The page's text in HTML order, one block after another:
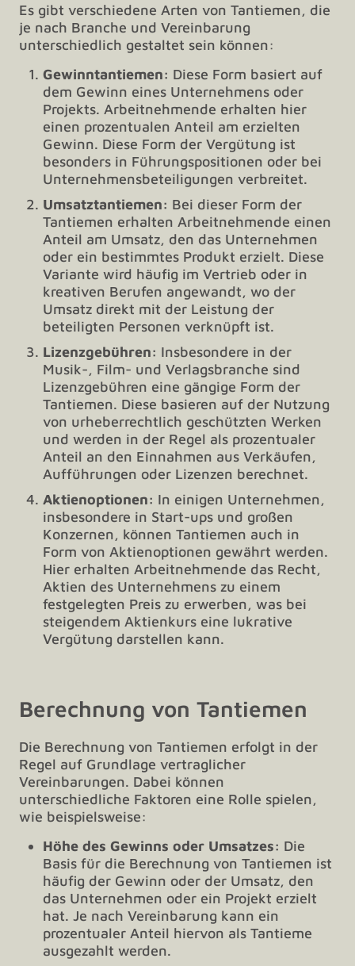
Es gibt verschiedene Arten von Tantiemen, die
je nach Branche und Vereinbarung
unterschiedlich gestaltet sein können:
Gewinntantiemen: Diese Form basiert auf
dem Gewinn eines Unternehmens oder
Projekts. Arbeitnehmende erhalten hier
einen prozentualen Anteil am erzielten
Gewinn. Diese Form der Vergütung ist
besonders in Führungspositionen oder bei
Unternehmensbeteiligungen verbreitet.
Umsatztantiemen: Bei dieser Form der
Tantiemen erhalten Arbeitnehmende einen
Anteil am Umsatz, den das Unternehmen
oder ein bestimmtes Produkt erzielt. Diese
Variante wird häufig im Vertrieb oder in
kreativen Berufen angewandt, wo der
Umsatz direkt mit der Leistung der
beteiligten Personen verknüpft ist.
Lizenzgebühren: Insbesondere in der
Musik-, Film- und Verlagsbranche sind
Lizenzgebühren eine gängige Form der
Tantiemen. Diese basieren auf der Nutzung
von urheberrechtlich geschützten Werken
und werden in der Regel als prozentualer
Anteil an den Einnahmen aus Verkäufen,
Aufführungen oder Lizenzen berechnet.
Aktienoptionen: In einigen Unternehmen,
insbesondere in Start-ups und großen
Konzernen, können Tantiemen auch in
Form von Aktienoptionen gewährt werden.
Hier erhalten Arbeitnehmende das Recht,
Aktien des Unternehmens zu einem
festgelegten Preis zu erwerben, was bei
steigendem Aktienkurs eine lukrative
Vergütung darstellen kann.
Berechnung von Tantiemen
Die Berechnung von Tantiemen erfolgt in der
Regel auf Grundlage vertraglicher
Vereinbarungen. Dabei können
unterschiedliche Faktoren eine Rolle spielen,
wie beispielsweise:
Höhe des Gewinns oder Umsatzes: Die
Basis für die Berechnung von Tantiemen ist
häufig der Gewinn oder der Umsatz, den
das Unternehmen oder ein Projekt erzielt
hat. Je nach Vereinbarung kann ein
prozentualer Anteil hiervon als Tantieme
ausgezahlt werden.